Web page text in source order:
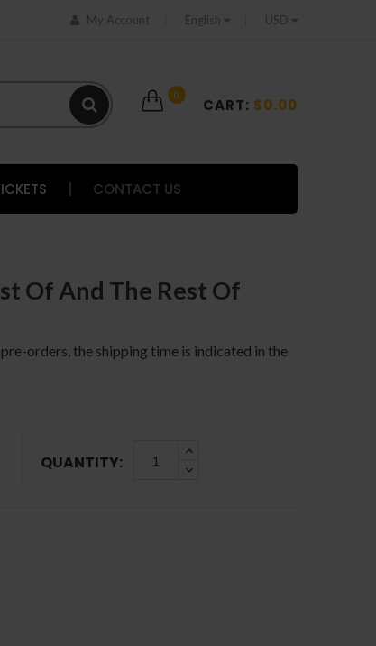
My Account English USD
0
CART: $0.00
CONTACT US
Of And The Rest Of
orders, the shipping time is indicated in the
QUANTITY: